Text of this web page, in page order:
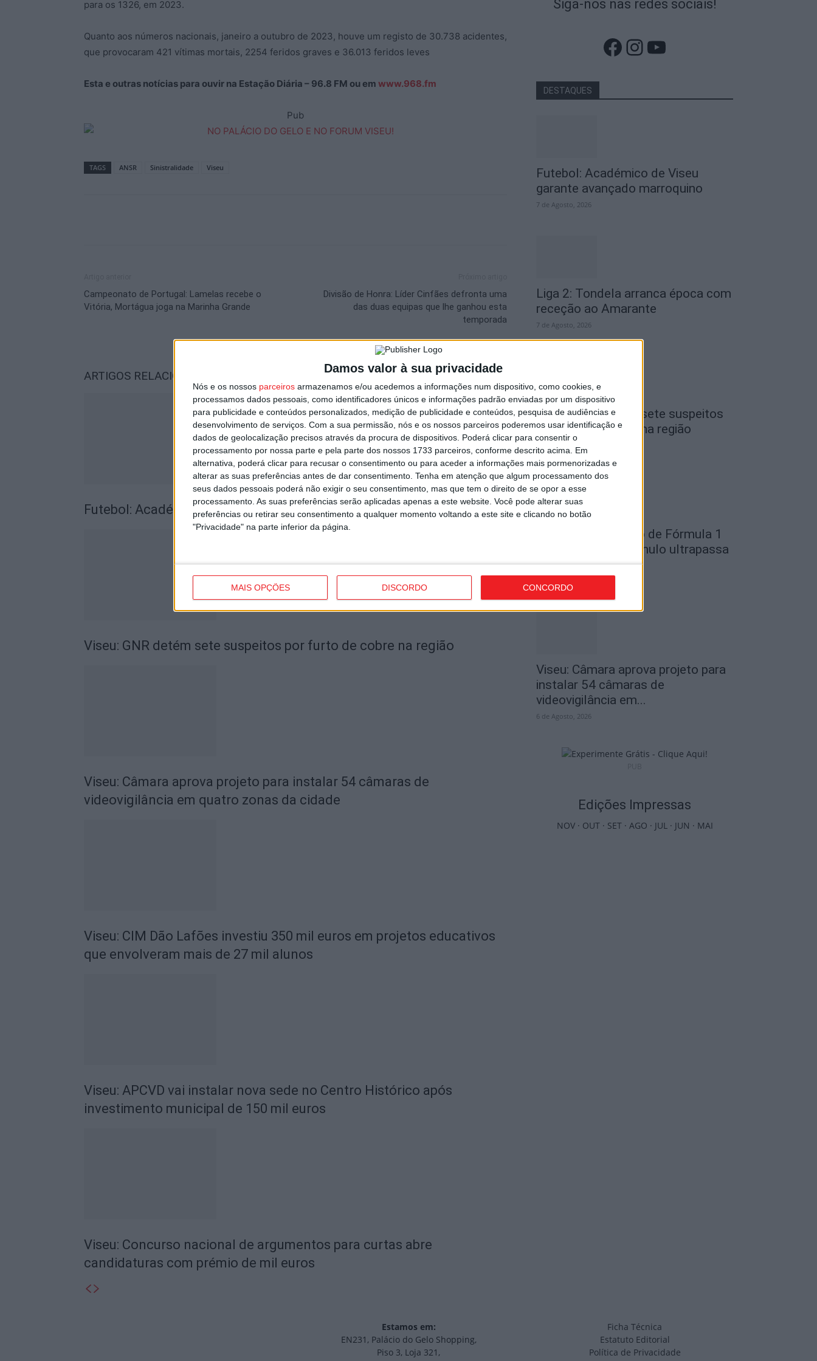
Damos valor à sua privacidade
Nós e os nossos parceiros armazenamos e/ou acedemos a informações num dispositivo, como cookies, e
processamos dados pessoais, como identificadores únicos e informações padrão enviadas por um dispositivo
para publicidade e conteúdos personalizados, medição de publicidade e conteúdos, pesquisa de audiências e
desenvolvimento de serviços. Com a sua permissão, nós e os nossos parceiros poderemos usar identificação e
dados de geolocalização precisos através da procura de dispositivos. Poderá clicar para consentir o
processamento por nossa parte e pela parte dos nossos 1733 parceiros, conforme descrito acima. Em
alternativa, poderá clicar para recusar o consentimento ou para aceder a informações mais pormenorizadas e
alterar as suas preferências antes de dar consentimento. Tenha em atenção que algum processamento dos
seus dados pessoais poderá não exigir o seu consentimento, mas que tem o direito de se opor a esse
processamento. As suas preferências serão aplicadas apenas a este website. Você pode alterar suas
preferências ou retirar seu consentimento a qualquer momento voltando a este site e clicando no botão
"Privacidade" na parte inferior da página.
MAIS OPÇÕES DISCORDO CONCORDO
para os 1326, em 2023.
Quanto aos números nacionais, janeiro a outubro de 2023, houve um registo de 30.738 acidentes,
que provocaram 421 vítimas mortais, 2254 feridos graves e 36.013 feridos leves
Esta e outras notícias para ouvir na Estação Diária – 96.8 FM ou em www.968.fm
Pub
TAGS ANSR Sinistralidade Viseu
Campeonato de Portugal: Lamelas recebe o
Vitória, Mortágua joga na Marinha Grande
Divisão de Honra: Líder Cinfães defronta uma
das duas equipas que lhe ganhou esta
temporada
ARTIGOS RELACIONADOS
Futebol: Académico de Viseu garante avançado marroquino
Viseu: GNR detém sete suspeitos por furto de cobre na região
Viseu: Câmara aprova projeto para instalar 54 câmaras de
videovigilância em quatro zonas da cidade
Viseu: CIM Dão Lafões investiu 350 mil euros em projetos educativos
que envolveram mais de 27 mil alunos
Viseu: APCVD vai instalar nova sede no Centro Histórico após
investimento municipal de 150 mil euros
Viseu: Concurso nacional de argumentos para curtas abre
candidaturas com prémio de mil euros
Siga-nos nas redes sociais!
Facebook
Instagram
YouTube
DESTAQUES
Futebol: Académico de Viseu
garante avançado marroquino
7 de Agosto, 2026
Liga 2: Tondela arranca época com
receção ao Amarante
7 de Agosto, 2026
Viseu: GNR detém sete suspeitos
por furto de cobre na região
6 de Agosto, 2026
Tondela: Exposição de Fórmula 1
no Museu do Caramulo ultrapassa
os...
Viseu: Câmara aprova projeto para
instalar 54 câmaras de
videovigilância em...
6 de Agosto, 2026
Edições Impressas
NOV· OUT· SET· AGO · JUL· JUN · MAI
Estamos em:
EN231, Palácio do Gelo Shopping,
Piso 3, Loja 321,
Ficha Técnica
Estatuto Editorial
Política de Privacidade